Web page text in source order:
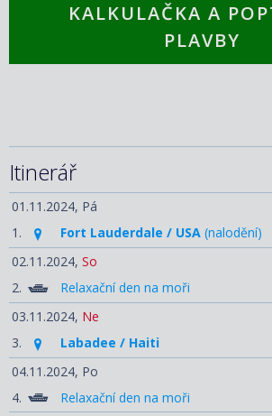
KALKULAČKA A
PLAVBY
Itinerář
01.11.2024, Pá
1.
Fort Lauderdale / USA (nalodění)
02.11.2024, So
2.
Relaxační den na moři
03.11.2024, Ne
3.
Labadee / Haiti
04.11.2024, Po
4.
Relaxační den na moři